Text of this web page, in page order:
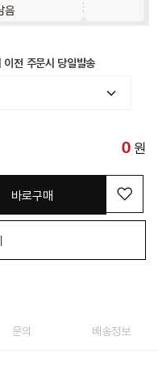
음
전 주문시 당일발송
0 원
바로구매
문의 배송정보